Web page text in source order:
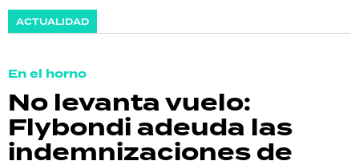
ACTUALIDAD
En el horno
No levanta vuelo:
Flybondi adeuda las
indemnizaciones de